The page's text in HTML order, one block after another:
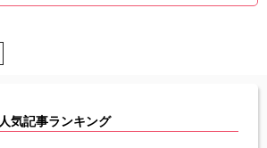
人気記事ランキング